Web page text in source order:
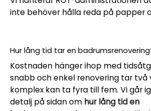
inte behöver hålla reda på papper
Hur lång tid tar en
Kostnaden hänger ihop med
snabb och enkel renovering tar två
komplex kan ta fyra till fem. Vi går
detalj på sidan om hur lång tid en